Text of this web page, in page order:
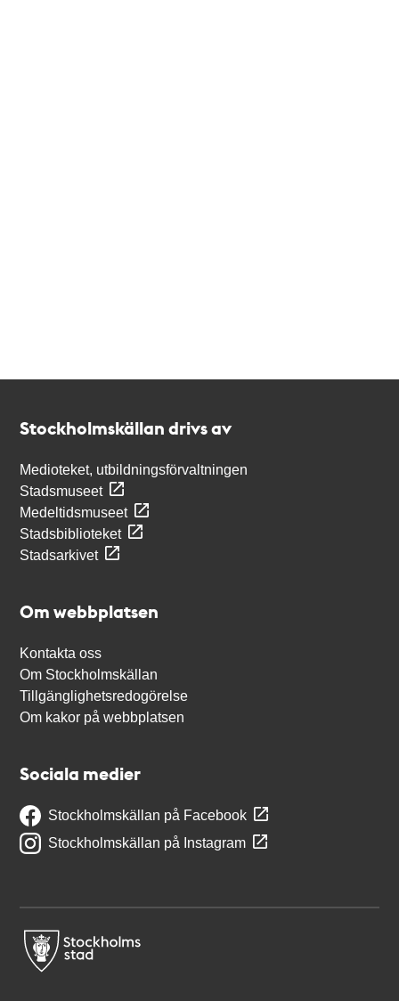
Stockholmskällan drivs av
Medioteket, utbildningsförvaltningen
Stadsmuseet
Medeltidsmuseet
Stadsbiblioteket
Stadsarkivet
Om webbplatsen
Kontakta oss
Om Stockholmskällan
Tillgänglighetsredogörelse
Om kakor på webbplatsen
Sociala medier
Stockholmskällan på Facebook
Stockholmskällan på Instagram